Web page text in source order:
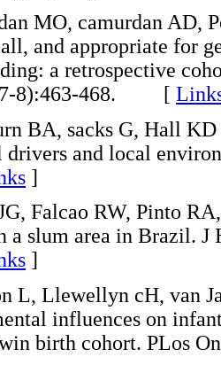
MO, camurdan AD,
and appropriate for
a retrospective
8):463-468. [
BA, sacks G, Hall
drivers and local
]
Falcao RW, Pinto
a slum area in Brazil. J
]
L, Llewellyn cH, van
influences on
birth cohort.